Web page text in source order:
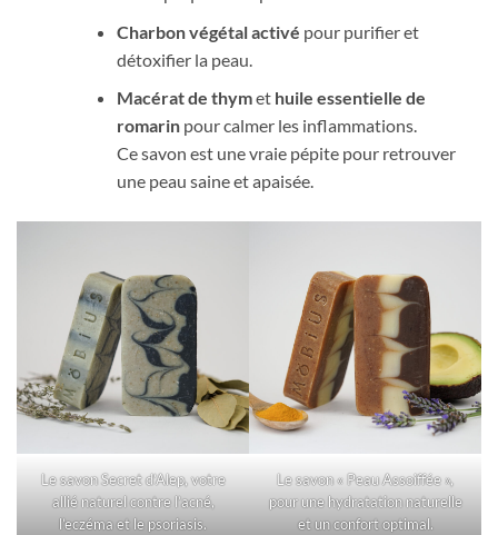
Charbon végétal activé pour purifier et
détoxifier la peau.
Macérat de thymet huile essentielle de
romarinpour calmer les inflammations.
Ce savon est une vraie pépite pour retrouver
une peau saine et apaisée.
Le savon Secret d’Alep, votre
allié naturel contre l’acné,
l’eczéma et le psoriasis.
Le savon « Peau Assoiffée »,
pour une hydratation naturelle
et un confort optimal.